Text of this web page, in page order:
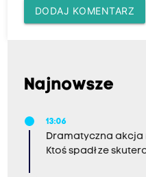
DODAJ KOMENTARZ
Najnowsze
13:06
Dramatyczna akcja
Ktoś spadł ze